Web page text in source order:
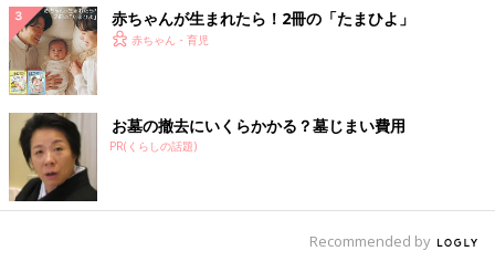
赤ちゃんが生まれたら！2冊の「たまひよ」
赤ちゃん・育児
お墓の撤去にいくらかかる？墓じまい費用
PR(くらしの話題)
Recommended by